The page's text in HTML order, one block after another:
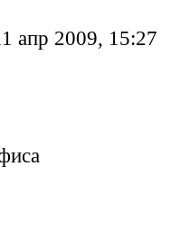
апр 2009, 15:27